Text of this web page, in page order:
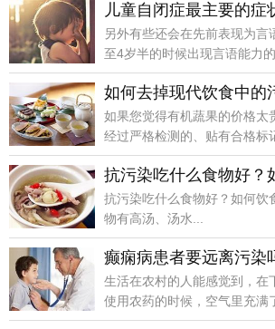
儿童自闭症最主要的症
另外有些还会在先前表现为言
至4岁半的时候出现言语能力
了情景交
如何去掉现代饮食中的
如果您觉得有机蔬果的价格太
经过严格检测的、贴有合格标
量到正规的、
抗污染吃什么食物好？
抗污染吃什么食物好？如何饮
物有高汤、汤水...
癫痫病患者要远离污染
生活在农村的人能感觉到，在
使用农药的时候，空气里充满
间吸入这些被